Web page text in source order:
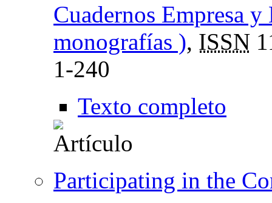
Cuadernos Empresa
monografías ), ISSN
1-240
Texto completo
Participating in the